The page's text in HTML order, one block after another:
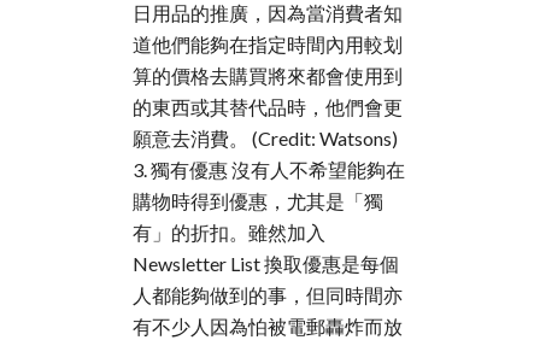
日用品的推廣，因為當消費者知
道他們能夠在指定時間內用較划
算的價格去購買將來都會使用到
的東西或其替代品時，他們會更
願意去消費。 (Credit: Watsons)
3. 獨有優惠 沒有人不希望能夠在
購物時得到優惠，尤其是「獨
有」的折扣。雖然加入
Newsletter List 換取優惠是每個
人都能夠做到的事，但同時間亦
有不少人因為怕被電郵轟炸而放